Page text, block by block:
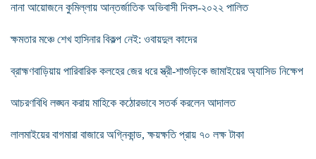
নানা আয়োজনে কুমিল্লায় আন্তর্জাতিক অভিবাসী দিবস-২০২২ পালিত
ক্ষমতার মঞ্চে শেখ হাসিনার বিকল্প নেই: ওবায়দুল কাদের
ব্রাহ্মণবাড়িয়ায় পারিবারিক কলহের জের ধরে স্ত্রী-শাশুড়িকে জামাইয়ের অ্যাসিড নিক্ষেপ
আচরণবিধি লঙ্ঘন করায় মাহিকে কঠোরভাবে সতর্ক করলেন আদালত
লালমাইয়ের বাগমারা বাজারে অগ্নিকান্ড, ক্ষয়ক্ষতি প্রায় ৭০ লক্ষ টাকা